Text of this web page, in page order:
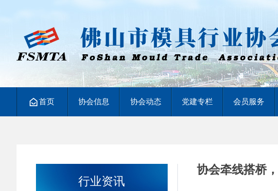
首页 协会信息 协会动态 党建专栏 会员服务
行业资讯
协会牵线搭桥